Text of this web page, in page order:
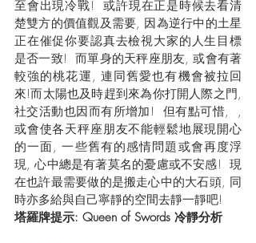
至會出現冷戰!  或許現在正是時候去看清
楚雙方的價值觀及需要, 因為逆行中的土星
正在催促你要認真去檢視大家的人生目標
是否一致!  而單身的天秤座朋友, 或會有著
較強的桃花運, 連同舊愛也有機會被拉回
來!而太陽也及時趕到來為你打開人際之門,
社交活動也因而有所增加!  但有點可惜,  ,
或會使各天秤座朋友不能輕鬆地展現開心
的一面, 一些舊有的感情問題或會再度浮
現, 心中總是有著莫名的憂慮或不安感!  現
在也許最需要做的是搬走心中的大石頭, 同
時亦多給與自己寧靜的空間去靜一靜吧!
塔羅牌提示: Queen of Swords 冷靜分析